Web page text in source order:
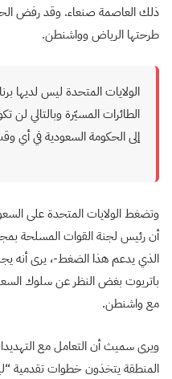
ذلك العاصمة صنعاء. وقد رفض
طرحتها الرياض وواشنطن.
الولايات المتحدة ليس
الطائرات المسيّرة وبالتالي لن
إلى الحكومة السعودية في أي
وتضغط الولايات المتحدة على
أن رئيس لجنة القوات المسلحة
الذي يدعم هذا الضغط-، يرى أنه
باتريوت بغض النظر عن سلوك
مع واشنطن.
ويرى سميث أن التعامل مع
المنطقة يتخذون خطوات تقدمية